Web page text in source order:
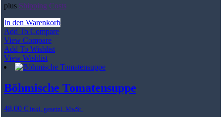
plus Shipping Costs
In den Warenkorb
Add To Compare
View Compare
Add To Wishlist
View Wishlist
Böhmische Tomatensuppe
48,00 € inkl. gesetzl. MwSt.